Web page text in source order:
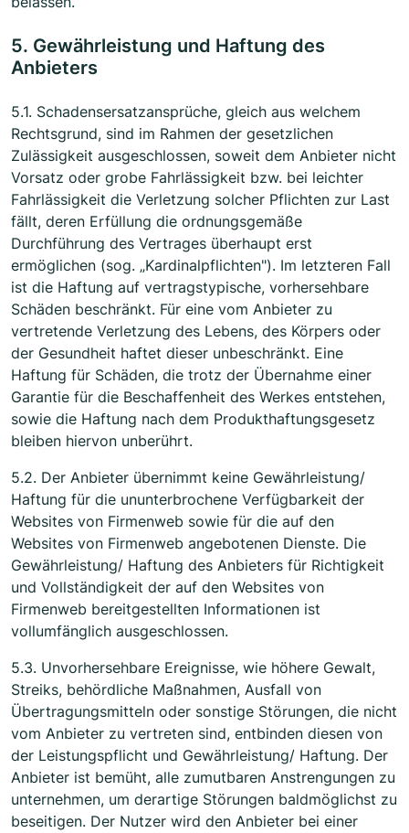
5. Gewährleistung und Haftung des
Anbieters
5.1. Schadensersatzansprüche, gleich aus welchem
Rechtsgrund, sind im Rahmen der gesetzlichen
Zulässigkeit ausgeschlossen, soweit dem Anbieter nicht
Vorsatz oder grobe Fahrlässigkeit bzw. bei leichter
Fahrlässigkeit die Verletzung solcher Pflichten zur Last
fällt, deren Erfüllung die ordnungsgemäße
Durchführung des Vertrages überhaupt erst
ermöglichen (sog. „Kardinalpflichten"). Im letzteren Fall
ist die Haftung auf vertragstypische, vorhersehbare
Schäden beschränkt. Für eine vom Anbieter zu
vertretende Verletzung des Lebens, des Körpers oder
der Gesundheit haftet dieser unbeschränkt. Eine
Haftung für Schäden, die trotz der Übernahme einer
Garantie für die Beschaffenheit des Werkes entstehen,
sowie die Haftung nach dem Produkthaftungsgesetz
bleiben hiervon unberührt.
5.2. Der Anbieter übernimmt keine Gewährleistung/
Haftung für die ununterbrochene Verfügbarkeit der
Websites von Firmenweb sowie für die auf den
Websites von Firmenweb angebotenen Dienste. Die
Gewährleistung/ Haftung des Anbieters für Richtigkeit
und Vollständigkeit der auf den Websites von
Firmenweb bereitgestellten Informationen ist
vollumfänglich ausgeschlossen.
5.3. Unvorhersehbare Ereignisse, wie höhere Gewalt,
Streiks, behördliche Maßnahmen, Ausfall von
Übertragungsmitteln oder sonstige Störungen, die nicht
vom Anbieter zu vertreten sind, entbinden diesen von
der Leistungspflicht und Gewährleistung/ Haftung. Der
Anbieter ist bemüht, alle zumutbaren Anstrengungen zu
unternehmen, um derartige Störungen baldmöglichst zu
beseitigen. Der Nutzer wird den Anbieter bei einer